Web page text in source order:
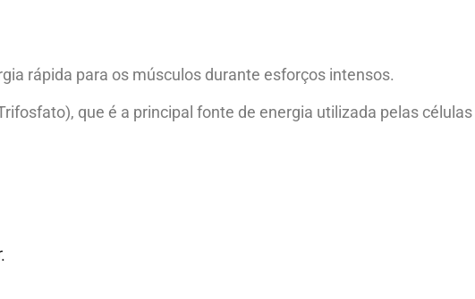
rápida para os músculos durante esforços intensos.
que é a principal fonte de energia utilizada pelas